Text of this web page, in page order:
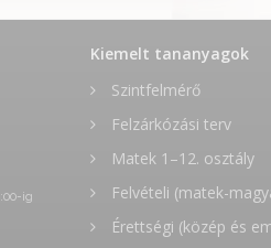
ig
Kiemelt tananyagok
Szintfelmérő
Felzárkózási terv
Matek 1–12. osztály
Felvételi (matek-
Érettségi (közép és